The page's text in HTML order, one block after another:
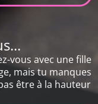
vous avec une fille
mais tu manques
être à la hauteur